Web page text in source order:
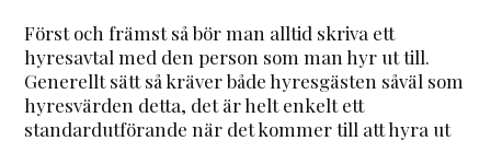
Först och främst så bör man alltid skriva ett
hyresavtal med den person som man hyr ut till.
Generellt sätt så kräver både hyresgästen såväl som
hyresvärden detta, det är helt enkelt ett
standardutförande när det kommer till att hyra ut